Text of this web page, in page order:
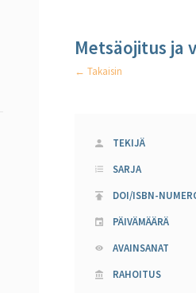
Metsäojitus ja
← Takaisin
TEKIJÄ
SARJA
DOI/ISBN-
PÄIVÄMÄÄRÄ
AVAINSANAT
RAHOITUS